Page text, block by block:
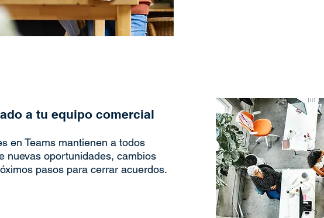
a tu equipo comercial
en Teams mantienen a todos
nuevas oportunidades, cambios
pasos para cerrar acuerdos.